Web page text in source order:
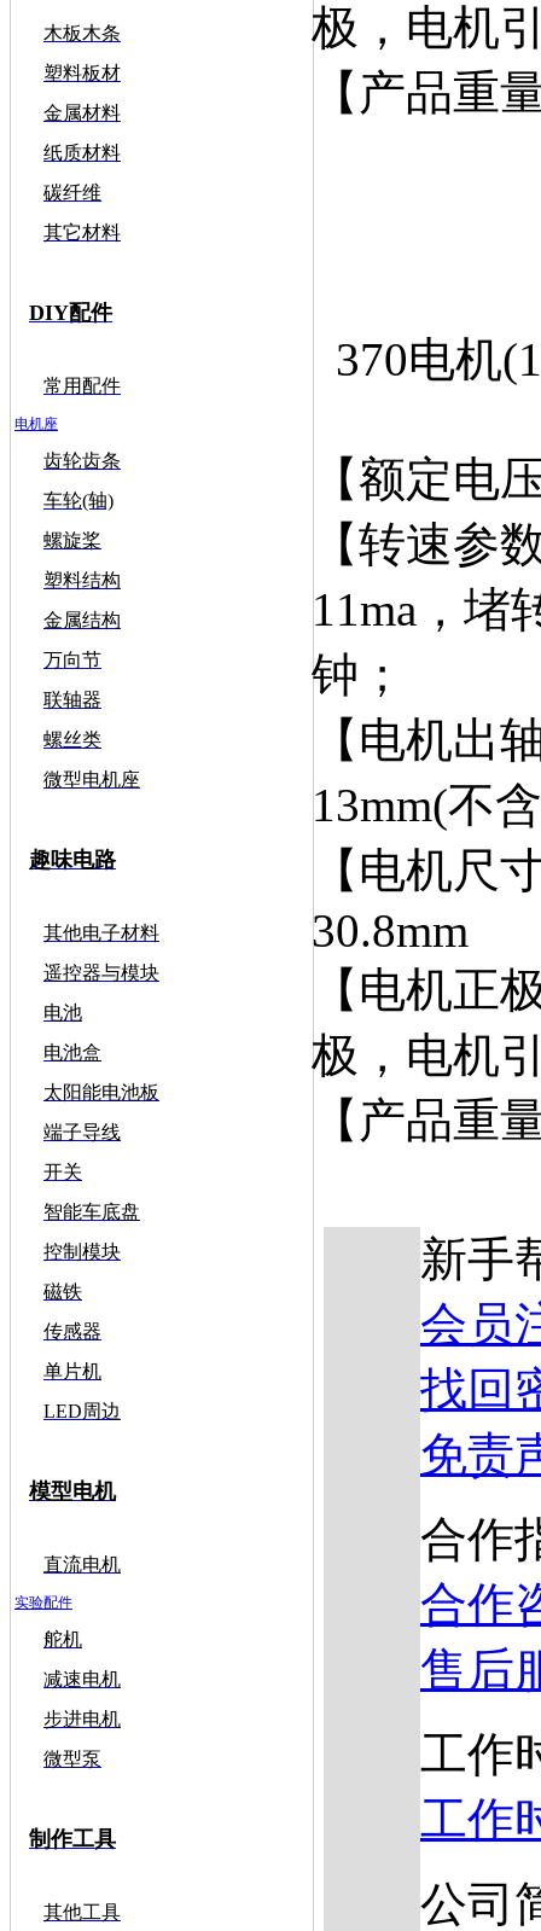
木板木条
塑料板材
金属材料
纸质材料
碳纤维
其它材料
DIY配件
常用配件
电机座
齿轮齿条
车轮(轴)
螺旋桨
塑料结构
金属结构
万向节
联轴器
螺丝类
微型电机座
趣味电路
其他电子材料
遥控器与模块
电池
电池盒
太阳能电池板
端子导线
开关
智能车底盘
控制模块
磁铁
传感器
单片机
LED周边
模型电机
直流电机
实验配件
舵机
减速电机
步进电机
微型泵
制作工具
其他工具
极，电机
【产品重
370电机
【额定电
【转速参
11ma，堵
钟；
【电机出
13mm(不
【电机尺
30.8mm
【电机正
极，电机
【产品重
新手
会员
找回
免责
合作
合作
售后
工作
工作
公司